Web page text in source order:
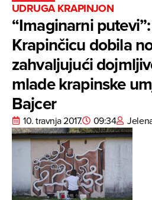
UDRUGA KRAPINJON
“Imaginarni
Krapinčicu dobila
zahvaljujući
mlade krapinske
Bajcer
10. travnja 2017. 09:34